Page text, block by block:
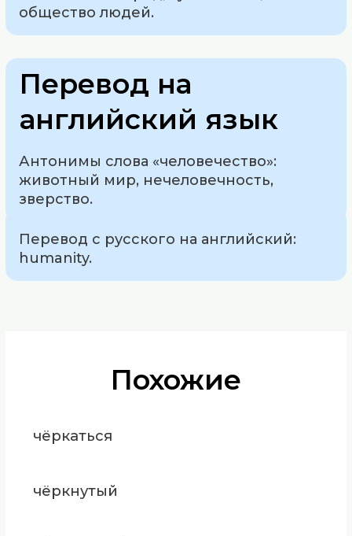
общество людей.
Перевод на
английский язык
Антонимы слова «человечество»:
животный мир, нечеловечность,
зверство.
Перевод с русского на английский:
humanity.
Похожие
чёркаться
чёркнутый